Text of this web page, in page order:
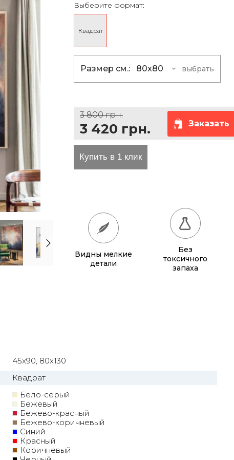
Выберите формат:
Квадрат
Размер см.: 80x80 выбрать
3 420 грн.
120x120 7 830 грн.
150x150 12 150 грн.
3 800 грн.
3 420 грн. Заказать
Видны мелкие
детали
Без
токсичного
запаха
45x90, 80x130
Квадрат
Бело-серый
Бежевый
Бежево-красный
Бежево-коричневый
Синий
Красный
Коричневый
проезда